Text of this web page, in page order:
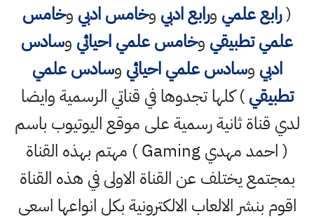
(رابع علمي ورابع ادبي وخامس ادبي وخامس
علمي تطبيقي وخامس علمي احيائي وسادس
ادبي وسادس علمي احيائي وسادس علمي
تطبيقي) كلها تجدوها في قناتي الرسمية وايضا
لدي قناة ثانية رسمية على موقع اليوتيوب باسم
( احمد مهدي Gaming ) مهتم بهذه القناة
بمجتمع يختلف عن القناة الاولى في هذه القناة
اقوم بنشر الالعاب الالكترونية بكل انواعها اسعى